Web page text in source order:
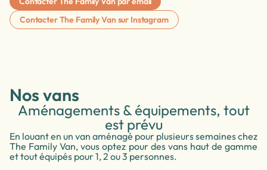
Contacter The Family Van sur Instagram
Nos vans
Aménagements & équipements, tout
est prévu
En louant en un van aménagé pour plusieurs semaines chez
The Family Van, vous optez pour des vans haut de gamme
et tout équipés pour 1, 2 ou 3 personnes.